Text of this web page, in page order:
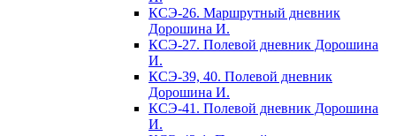
КСЭ-26. Маршрутный дневник
Дорошина И.
КСЭ-27. Полевой дневник Дорошина
И.
КСЭ-39, 40. Полевой дневник
Дорошина И.
КСЭ-41. Полевой дневник Дорошина
И.